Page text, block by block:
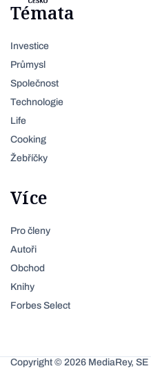
Témata
Investice
Průmysl
Společnost
Technologie
Life
Cooking
Žebříčky
Více
Pro členy
Autoři
Obchod
Knihy
Forbes Select
Copyright © 2026 MediaRey, SE